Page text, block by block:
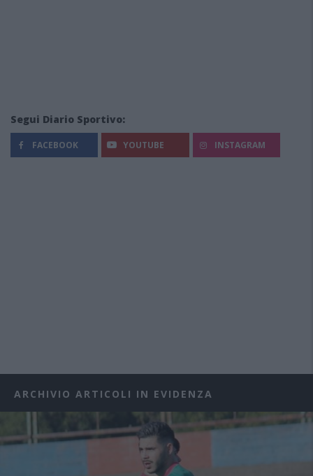
Segui Diario Sportivo:
FACEBOOK YOUTUBE INSTAGRAM
ARCHIVIO ARTICOLI IN EVIDENZA